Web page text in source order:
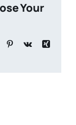
Your
Tumblr Pinterest
Vk
Xing